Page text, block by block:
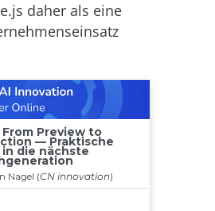
daher als eine